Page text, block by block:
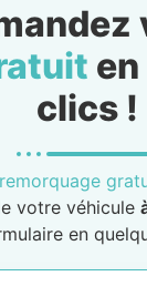
clics !
votre véhicule
en